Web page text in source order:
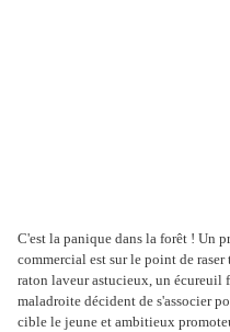
C'est la panique dans la forêt ! Un
commercial est sur le point de raser
raton laveur astucieux, un écureuil
maladroite décident de s'associer
cible le jeune et ambitieux